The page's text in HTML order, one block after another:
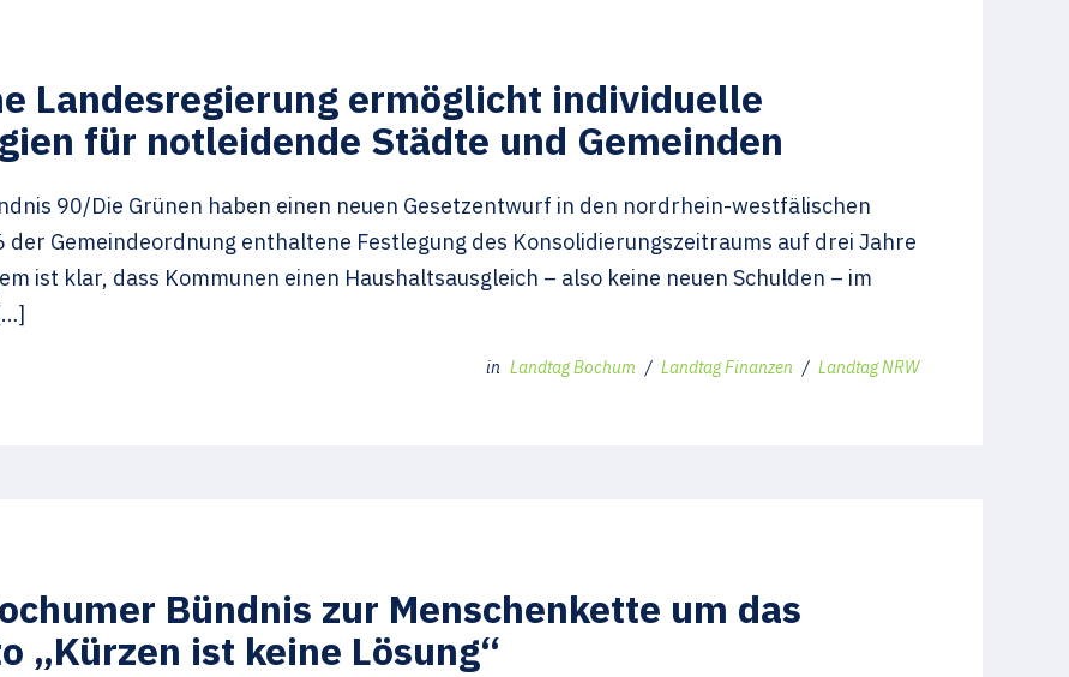
Landesregierung ermöglicht individuelle
für notleidende Städte und Gemeinden
90/Die Grünen haben einen neuen Gesetzentwurf in den nordrhein-westfälischen
der Gemeindeordnung enthaltene Festlegung des Konsolidierungszeitraums auf drei Jahre
ist klar, dass Kommunen einen Haushaltsausgleich – also keine neuen Schulden – im
in Landtag Bochum / Landtag Finanzen / Landtag NRW
Bündnis zur Menschenkette um das
„Kürzen ist keine Lösung“